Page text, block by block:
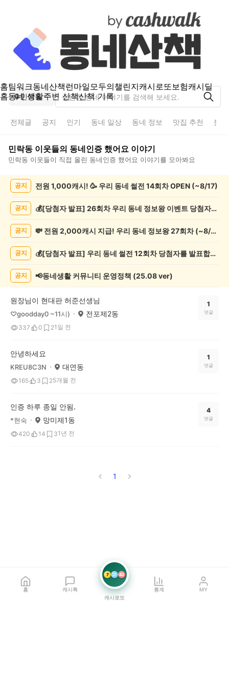
홈팀워크동네산책런마일모두의챌린지캐시로또보험캐시딜
홈동네 생활주변 산책산책 기록
민락동
전체글 공지 인기 동네 일상 동네 정보 맛집 추천 분
민락동 이웃들의 동네인증 했어요 이야기
민락동 이웃들이 직접 올린 동네인증 했어요 이야기를 모아봐요
시
공지 전원 1,000캐시! 🥳 우리 동네 썰전 14회차 OPEN (~8/17)
공지 💰[당첨자 발표] 26회차 우리 동네 정보왕 이벤트 당첨자를 발표합니다!
공지 💸 전원 2,000캐시 지급! 우리 동네 정보왕 27회차 (~8/10)
공지 💰[당첨자 발표] 우리 동네 썰전 12회차 당첨자를 발표합니다!
공지 📢동네생활 커뮤니티 운영정책 (25.08 ver)
원장님이 현대판 허준선생님
♡goodday0 ~11시) 전포제2동
337 0 21일 전
1
댓글
안녕하세요
KREU8C3N 대연동
165 3 25개월 전
1
댓글
인증 하루 종일 안됨.
*현숙 망미제1동
420 14 31년 전
4
댓글
1
홈 캐시톡
7 21 42
캐시로또
통계 MY